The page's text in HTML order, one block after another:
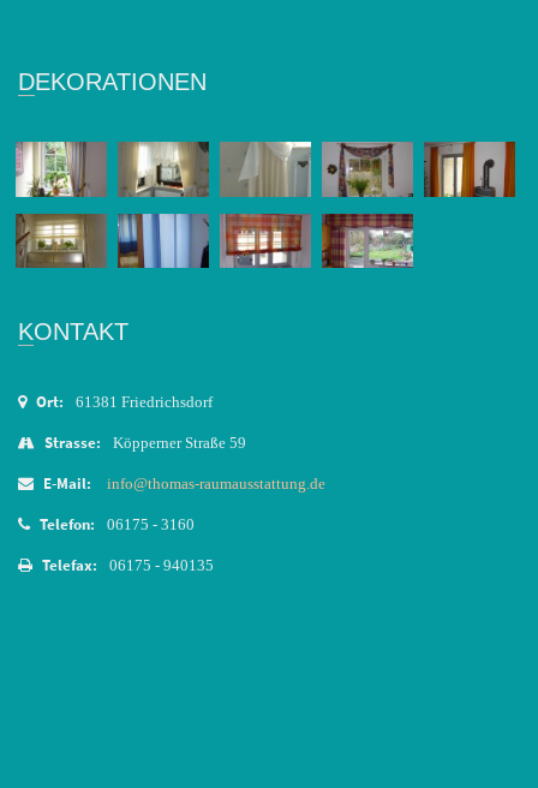
DEKORATIONEN
KONTAKT
Ort: 61381 Friedrichsdorf
Strasse: Köpperner Straße 59
E-Mail: info@thomas-raumausstattung.de
Telefon: 06175 - 3160
Telefax: 06175 - 940135